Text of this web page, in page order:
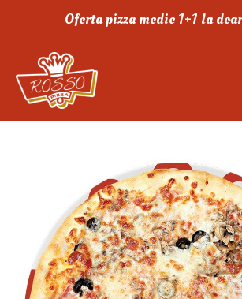
Oferta pizza medie 1+1 la